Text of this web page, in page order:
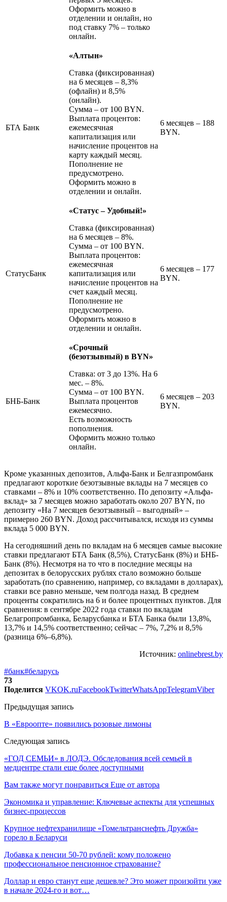
Оформить можно в
отделении и онлайн, но
под ставку 7% – только
онлайн.
БТА Банк
«Алтын»
Ставка (фиксированная)
на 6 месяцев – 8,3%
(офлайн) и 8,5%
(онлайн).
Сумма – от 100 BYN.
Выплата процентов:
ежемесячная
капитализация или
начисление процентов на
карту каждый месяц.
Пополнение не
предусмотрено.
Оформить можно в
отделении и онлайн.
6 месяцев – 188
BYN.
СтатусБанк
«Статус – Удобный!»
Ставка (фиксированная)
на 6 месяцев – 8%.
Сумма – от 100 BYN.
Выплата процентов:
ежемесячная
капитализация или
начисление процентов на
счет каждый месяц.
Пополнение не
предусмотрено.
Оформить можно в
отделении и онлайн.
6 месяцев – 177
BYN.
БНБ-Банк
«Срочный
(безотзывный) в BYN»
Ставка: от 3 до 13%. На 6
мес. – 8%.
Сумма – от 100 BYN.
Выплата процентов
ежемесячно.
Есть возможность
пополнения.
Оформить можно только
онлайн.
6 месяцев – 203
BYN.
Кроме указанных депозитов, Альфа-Банк и Белгазпромбанк
предлагают короткие безотзывные вклады на 7 месяцев со
ставками – 8% и 10% соответственно. По депозиту «Альфа-
вклад» за 7 месяцев можно заработать около 207 BYN, по
депозиту «На 7 месяцев безотзывный – выгодный» –
примерно 260 BYN. Доход рассчитывался, исходя из суммы
вклада 5 000 BYN.
На сегодняшний день по вкладам на 6 месяцев самые высокие
ставки предлагают БТА Банк (8,5%), СтатусБанк (8%) и БНБ-
Банк (8%). Несмотря на то что в последние месяцы на
депозитах в белорусских рублях стало возможно больше
заработать (по сравнению, например, со вкладами в долларах),
ставки все равно меньше, чем полгода назад. В среднем
проценты сократились на 6 и более процентных пунктов. Для
сравнения: в сентябре 2022 года ставки по вкладам
Белагропромбанка, Беларусбанка и БТА Банка были 13,8%,
13,7% и 14,5% соответственно; сейчас – 7%, 7,2% и 8,5%
(разница 6%–6,8%).
Источник: onlinebrest.by
#банк#беларусь
73
Поделится VKOK.ruFacebookTwitterWhatsAppTelegramViber
Предыдущая запись
В «Евроопте» появились розовые лимоны
Следующая запись
«ГОД СЕМЬИ» в ЛОДЭ. Обследования всей семьей в
медцентре стали еще более доступными
Вам также могут понравиться Еще от автора
Экономика и управление: Ключевые аспекты для успешных
бизнес-процессов
Крупное нефтехранилище «Гомельтранснефть Дружба»
горело в Беларуси
Добавка к пенсии 50-70 рублей: кому положено
профессиональное пенсионное страхование?
Доллар и евро станут еще дешевле? Это может произойти уже
в начале 2024-го и вот…